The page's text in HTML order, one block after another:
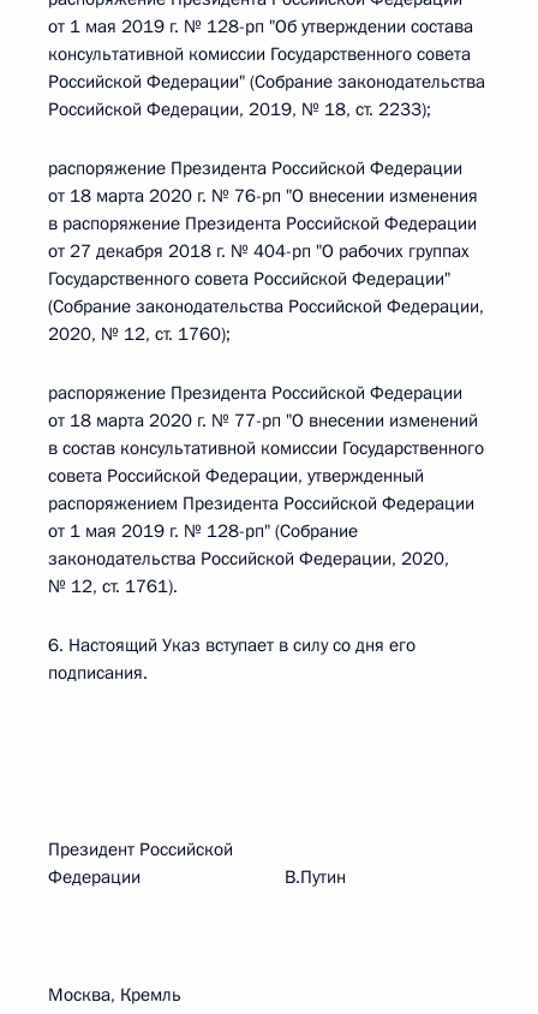
от 1 мая 2019 г. № 128-рп "Об утверждении состава
консультативной комиссии Государственного совета
Российской Федерации" (Собрание законодательства
Российской Федерации, 2019, № 18, ст. 2233);
распоряжение Президента Российской Федерации
от 18 марта 2020 г. № 76-рп "О внесении изменения
в распоряжение Президента Российской Федерации
от 27 декабря 2018 г. № 404-рп "О рабочих группах
Государственного совета Российской Федерации"
(Собрание законодательства Российской Федерации,
2020, № 12, ст. 1760);
распоряжение Президента Российской Федерации
от 18 марта 2020 г. № 77-рп "О внесении изменений
в состав консультативной комиссии Государственного
совета Российской Федерации, утвержденный
распоряжением Президента Российской Федерации
от 1 мая 2019 г. № 128-рп" (Собрание
законодательства Российской Федерации, 2020,
№ 12, ст. 1761).
6. Настоящий Указ вступает в силу со дня его
подписания.
Президент Российской
Федерации В.Путин
Москва, Кремль